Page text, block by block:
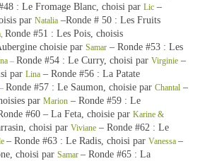
: Le Fromage Blanc, choisi par Lic –
par Natalia –Ronde # 50 : Les Fruits
Ronde #51 : Les Pois, choisis
choisie par Samar – Ronde #53 : Les
– Ronde #54 : Le Curry, choisi par Virginie –
par Lina – Ronde #56 : La Patate
Ronde #57 : Le Saumon, choisie par Chantal –
par Marion – Ronde #59 : Le
#60 – La Feta, choisie par Karine &
choisi par Viviane – Ronde #62 : Le
– Ronde #63 : Le Radis, choisi par Vanessa –
choisi par Samar – Ronde #65 : La